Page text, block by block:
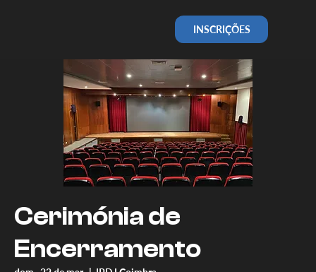
INSCRIÇÕES
Cerimónia de
Encerramento